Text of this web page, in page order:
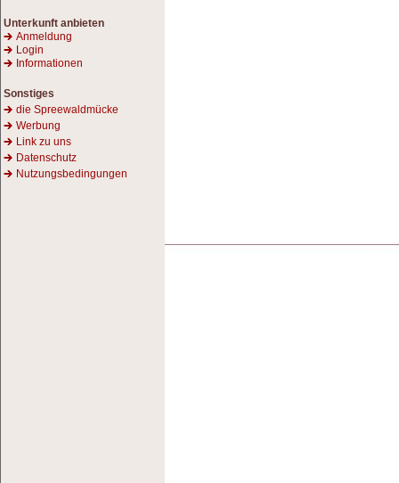
Unterkunft anbieten
Anmeldung
Login
Informationen
Sonstiges
die Spreewaldmücke
Werbung
Link zu uns
Datenschutz
Nutzungsbedingungen